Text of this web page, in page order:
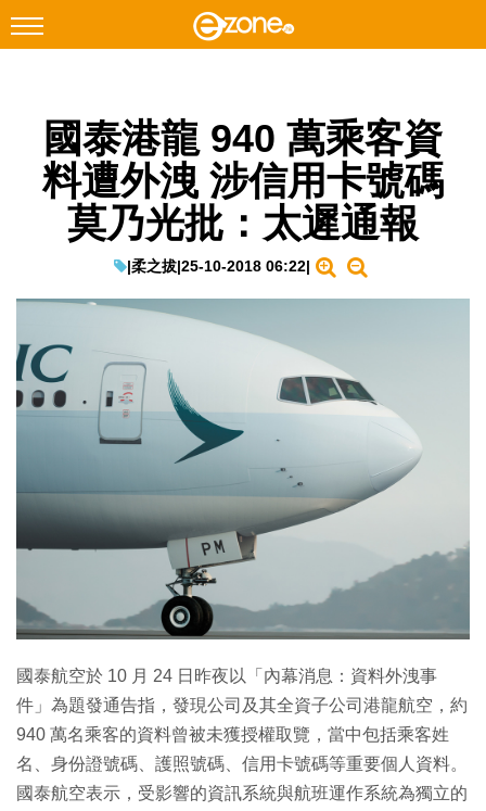
Facebook Instagram
科技焦點
網絡生活
教學評測
EduTech
IT Times
生成式AI與雲端應用
國泰港龍 940 萬乘客資
料遭外洩 涉信用卡號碼
莫乃光批：太遲通報
|柔之拔|25-10-2018 06:22|
國泰航空於 10 月 24 日昨夜以「內幕消息：資料外洩事
件」為題發通告指，發現公司及其全資子公司港龍航空，約
940 萬名乘客的資料曾被未獲授權取覽，當中包括乘客姓
名、身份證號碼、護照號碼、信用卡號碼等重要個人資料。
國泰航空表示，受影響的資訊系統與航班運作系統為獨立的